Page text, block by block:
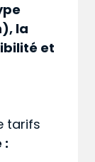
la
et
tarifs
: